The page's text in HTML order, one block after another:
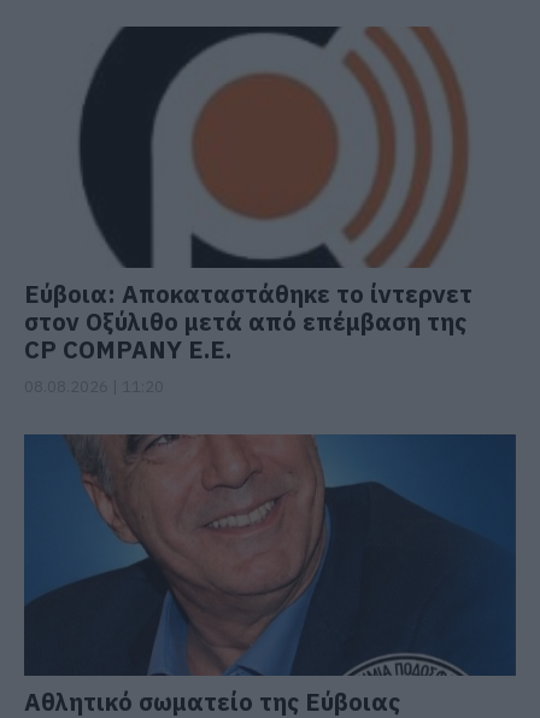
Εύβοια: Αποκαταστάθηκε το ίντερνετ
στον Οξύλιθο μετά από επέμβαση της
CP COMPANY Ε.Ε.
Αθλητικό σωματείο της Εύβοιας